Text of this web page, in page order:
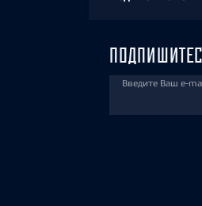
Введите Ваш e-